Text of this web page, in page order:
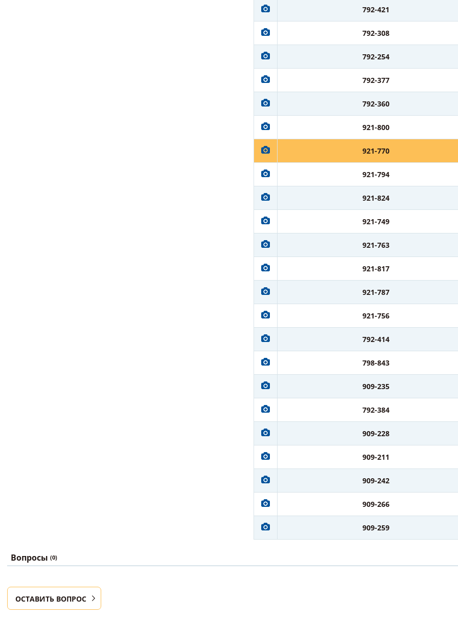
792-421
792-308
792-254
792-377
792-360
921-800
921-770
921-794
921-824
921-749
921-763
921-817
921-787
921-756
792-414
798-843
909-235
792-384
909-228
909-211
909-242
909-266
909-259
Вопросы (0)
ОСТАВИТЬ ВОПРОС